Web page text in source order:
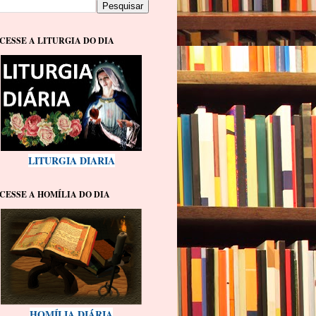
A LITURGIA DO DIA
LITURGIA DIARIA
A HOMÍLIA DO DIA